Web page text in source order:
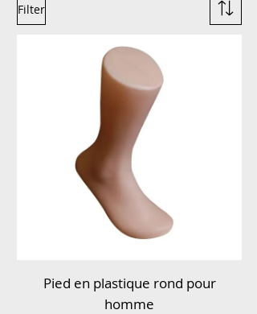
Filter
Pied en plastique rond pour
homme